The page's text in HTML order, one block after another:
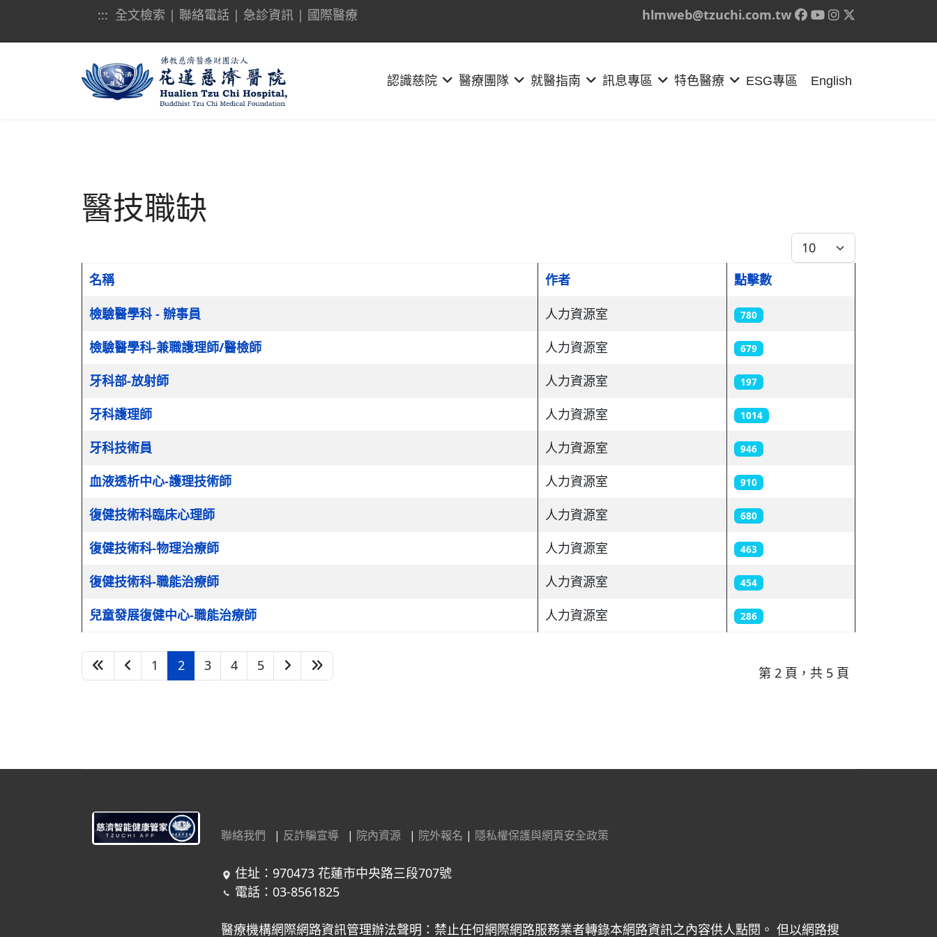
::: 全文檢索 | 聯絡電話| 急診資訊| 國際醫療 hlmweb@tzuchi.com.tw
認識慈院 醫療團隊 就醫指南 訊息專區 特色醫療 ESG專區 English
醫技職缺
每頁顯示條數
文章列表
名稱 作者 點擊數
檢驗醫學科 - 辦事員 人力資源室 780
檢驗醫學科-兼職護理師/醫檢師 人力資源室 679
牙科部-放射師 人力資源室 197
牙科護理師 人力資源室 1014
牙科技術員 人力資源室 946
血液透析中心-護理技術師 人力資源室 910
復健技術科臨床心理師 人力資源室 680
復健技術科-物理治療師 人力資源室 463
復健技術科-職能治療師 人力資源室 454
兒童發展復健中心-職能治療師 人力資源室 286
第 2 頁，共 5 頁
1 2 3 4 5
聯絡我們 | 反詐騙宣導 | 院內資源 | 院外報名 | 隱私權保護與網頁安全政策
住址：970473 花蓮市中央路三段707號
電話：03-8561825
醫療機構網際網路資訊管理辦法聲明：禁止任何網際網路服務業者轉錄本網路資訊之內容供人點閱。 但以網路搜